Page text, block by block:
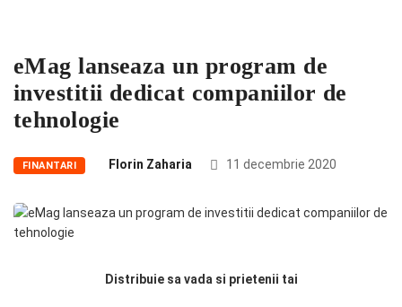
eMag lanseaza un program de
investitii dedicat companiilor de
tehnologie
FINANTARI Florin Zaharia 11 decembrie 2020
Distribuie sa vada si prietenii tai